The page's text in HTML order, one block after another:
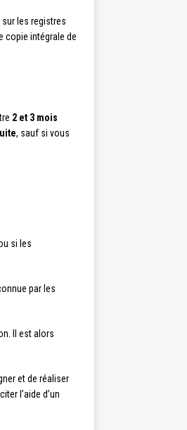
sur les registres
copie intégrale de
2 et 3 mois
, sauf si vous
si les
par les
Il est alors
et de réaliser
l’aide d’un